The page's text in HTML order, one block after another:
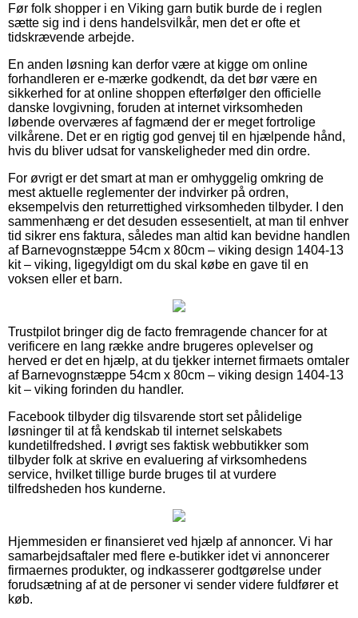
Før folk shopper i en Viking garn butik burde de i reglen
sætte sig ind i dens handelsvilkår, men det er ofte et
tidskrævende arbejde.
En anden løsning kan derfor være at kigge om online
forhandleren er e-mærke godkendt, da det bør være en
sikkerhed for at online shoppen efterfølger den officielle
danske lovgivning, foruden at internet virksomheden
løbende overværes af fagmænd der er meget fortrolige
vilkårene. Det er en rigtig god genvej til en hjælpende hånd,
hvis du bliver udsat for vanskeligheder med din ordre.
For øvrigt er det smart at man er omhyggelig omkring de
mest aktuelle reglementer der indvirker på ordren,
eksempelvis den returrettighed virksomheden tilbyder. I den
sammenhæng er det desuden essesentielt, at man til enhver
tid sikrer ens faktura, således man altid kan bevidne handlen
af Barnevognstæppe 54cm x 80cm – viking design 1404-13
kit – viking, ligegyldigt om du skal købe en gave til en
voksen eller et barn.
Trustpilot bringer dig de facto fremragende chancer for at
verificere en lang række andre brugeres oplevelser og
herved er det en hjælp, at du tjekker internet firmaets omtaler
af Barnevognstæppe 54cm x 80cm – viking design 1404-13
kit – viking forinden du handler.
Facebook tilbyder dig tilsvarende stort set pålidelige
løsninger til at få kendskab til internet selskabets
kundetilfredshed. I øvrigt ses faktisk webbutikker som
tilbyder folk at skrive en evaluering af virksomhedens
service, hvilket tillige burde bruges til at vurdere
tilfredsheden hos kunderne.
Hjemmesiden er finansieret ved hjælp af annoncer. Vi har
samarbejdsaftaler med flere e-butikker idet vi annoncerer
firmaernes produkter, og indkasserer godtgørelse under
forudsætning af at de personer vi sender videre fuldfører et
køb.